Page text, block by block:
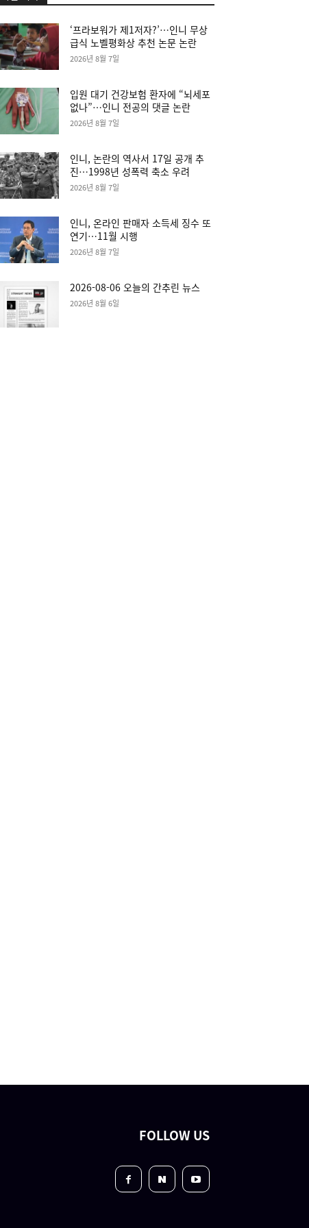
‘프라보워가 제1저자?’…인니 무상
급식 노벨평화상 추천 논문 논란
2026년 8월 7일
입원 대기 건강보험 환자에 “뇌세포
없나”…인니 전공의 댓글 논란
2026년 8월 7일
인니, 논란의 역사서 17일 공개 추
진…1998년 성폭력 축소 우려
2026년 8월 7일
인니, 온라인 판매자 소득세 징수 또
연기…11월 시행
2026년 8월 7일
2026-08-06 오늘의 간추린 뉴스
2026년 8월 6일
FOLLOW US